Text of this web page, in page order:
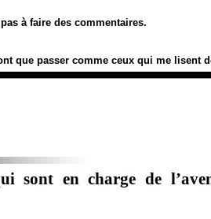
à faire des commentaires.
que passer comme ceux qui me lisent
sont en charge de